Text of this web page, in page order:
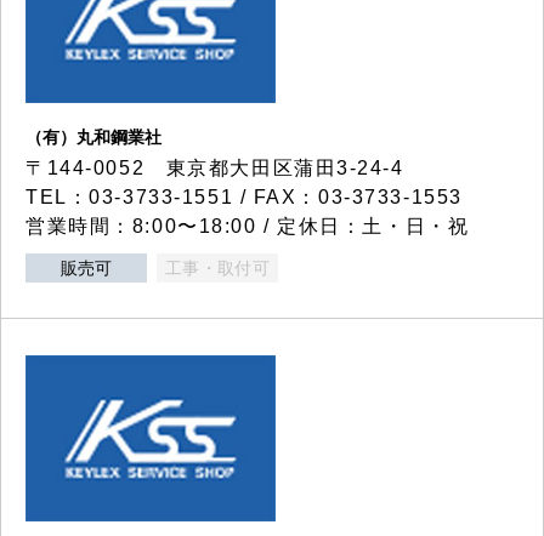
（有）丸和鋼業社
〒144-0052 東京都大田区蒲田3-24-4
TEL：03-3733-1551 / FAX：03-3733-1553
営業時間：8:00〜18:00 / 定休日：土・日・祝
販売可 工事・取付可